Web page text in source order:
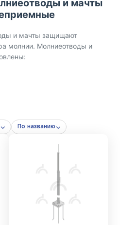
и мачты
и мачты защищают
молнии. Молниеотводы и
представляет собой готовую
все необходимые
молниеотвода не
которое состоит из секций
По названию